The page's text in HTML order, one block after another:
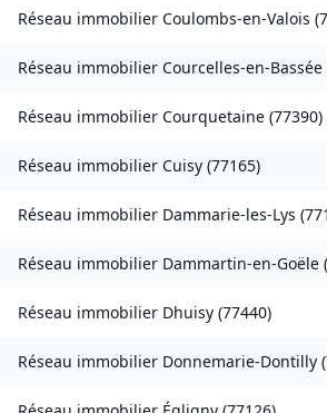
Réseau immobilier Coulombs-en-Valois (
Réseau immobilier Courcelles-en-Bassée
Réseau immobilier Courquetaine (77390)
Réseau immobilier Cuisy (77165)
Réseau immobilier Dammarie-les-Lys (
Réseau immobilier Dammartin-en-Goële (
Réseau immobilier Dhuisy (77440)
Réseau immobilier Donnemarie-Dontilly (